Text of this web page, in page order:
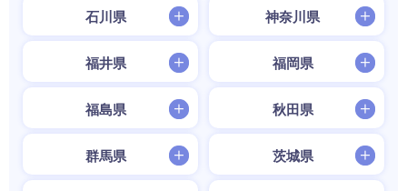
石川県 神奈川県
福井県 福岡県
福島県 秋田県
群馬県 茨城県